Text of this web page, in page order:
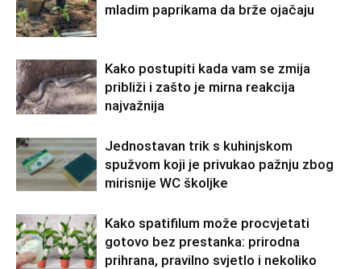
mladim paprikama da brže ojačaju
Kako postupiti kada vam se zmija
približi i zašto je mirna reakcija
najvažnija
Jednostavan trik s kuhinjskom
spužvom koji je privukao pažnju zbog
mirisnije WC školjke
Kako spatifilum može procvjetati
gotovo bez prestanka: prirodna
prihrana, pravilno svjetlo i nekoliko